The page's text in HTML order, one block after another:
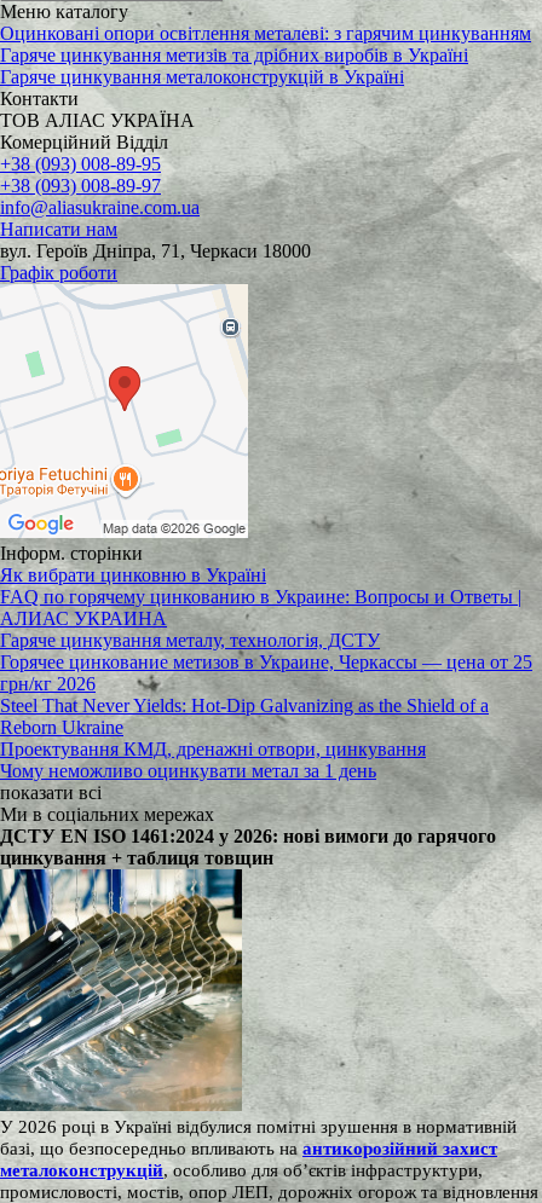
Меню каталогу
Оцинковані опори освітлення металеві: з гарячим цинкуванням
Гаряче цинкування метизів та дрібних виробів в Україні
Гаряче цинкування металоконструкцій в Україні
Контакти
ТОВ АЛІАС УКРАЇНА
Комерційний Відділ
+38 (093) 008-89-95
+38 (093) 008-89-97
info@aliasukraine.com.ua
Написати нам
вул. Героїв Дніпра, 71, Черкаси 18000
Графік роботи
Інформ. сторінки
Як вибрати цинковню в Україні
FAQ по горячему цинкованию в Украине: Вопросы и Ответы |
АЛИАС УКРАИНА
Гаряче цинкування металу, технологія, ДСТУ
Горячее цинкование метизов в Украине, Черкассы — цена от 25
грн/кг 2026
Steel That Never Yields: Hot-Dip Galvanizing as the Shield of a
Reborn Ukraine
Проектування КМД, дренажні отвори, цинкування
Чому неможливо оцинкувати метал за 1 день
показати всі
Ми в соціальних мережах
ДСТУ EN ISO 1461:2024 у 2026: нові вимоги до гарячого
цинкування + таблиця товщин
У 2026 році в Україні відбулися помітні зрушення в нормативній
базі, що безпосередньо впливають на антикорозійний захист
металоконструкцій, особливо для об’єктів інфраструктури,
промисловості, мостів, опор ЛЕП, дорожніх огорож та відновлення